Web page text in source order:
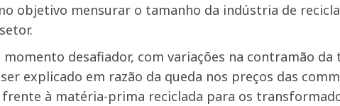
objetivo mensurar o tamanho da indústria de
desafiador, com variações na contramão
explicado em razão da queda nos preços das
à matéria-prima reciclada para os